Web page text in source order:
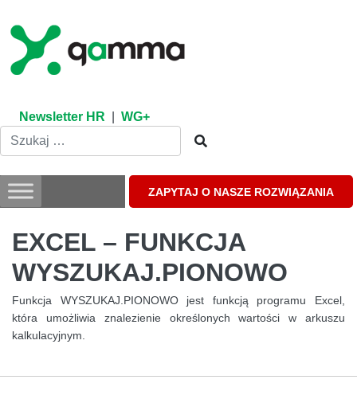
content
Newsletter HR WG+
ZAPYTAJ O NASZE ROZWIĄZANIA
EXCEL – FUNKCJA
WYSZUKAJ.PIONOWO
Funkcja WYSZUKAJ.PIONOWO jest funkcją programu Excel,
która umożliwia znalezienie określonych wartości w arkuszu
kalkulacyjnym.